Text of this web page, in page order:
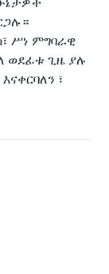
ሥነ ምግባራዊ
ወደፊቱ ጊዜ ያሉ
፣